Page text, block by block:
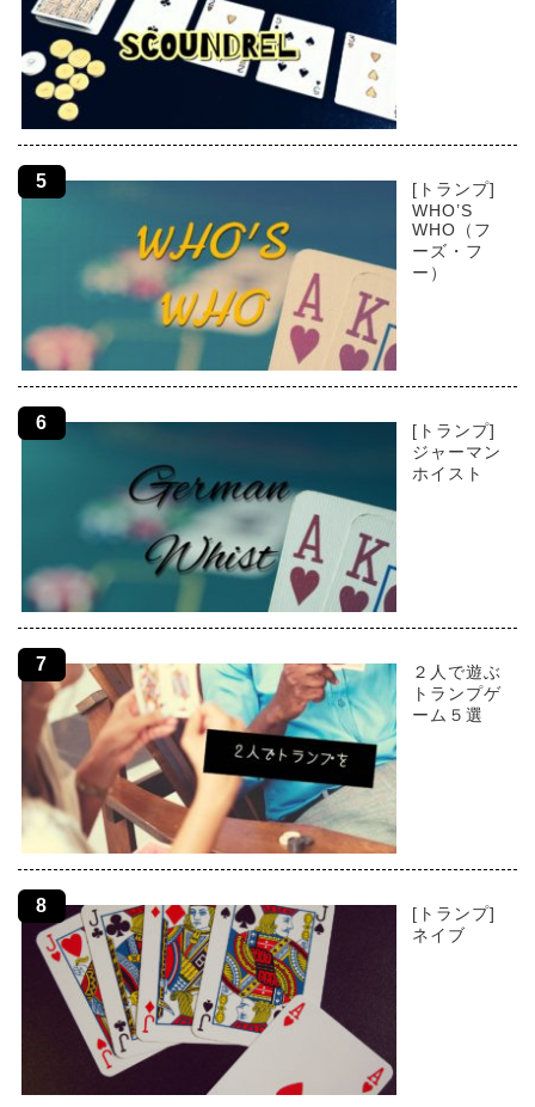
[トランプ]
WHO’S
WHO（フ
ーズ・フ
ー）
[トランプ]
ジャーマン
ホイスト
２人で遊ぶ
トランプゲ
ーム５選
[トランプ]
ネイブ